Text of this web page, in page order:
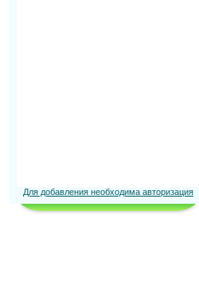
Для добавления необходима авторизация